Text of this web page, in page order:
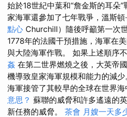
始於18世紀中葉和“詹金斯的耳朵”
家海軍還參加了七年戰爭，溫斯
點心 Churchill）隨後呼籲第一次
1778年的法國干預措施，海軍在
與大陸海軍作戰。 如果上述順序
姦 在第二世界燃燒之後，大英帝
機導致皇家海軍規模和能力的減少
海軍接管了其較早的全球在世界海
意思？ 蘇聯的威脅和許多遙遠的
新任務的威脅。 茶會 月嫂一天多